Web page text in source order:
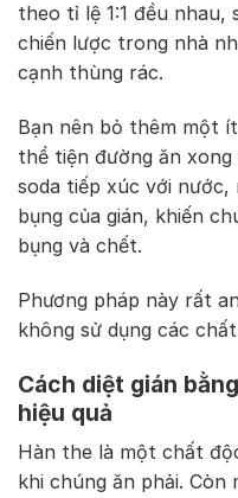
theo tỉ lệ 1:1 đều
chiến lược trong nhà
cạnh thùng rác.
Bạn nên bỏ thêm một
thể tiện đường ăn
soda tiếp xúc với
bụng của gián, khiến
bụng và chết.
Phương pháp này rất
không sử dụng các
Cách diệt gián
hiệu quả
Hàn the là một chất
khi chúng ăn phải.